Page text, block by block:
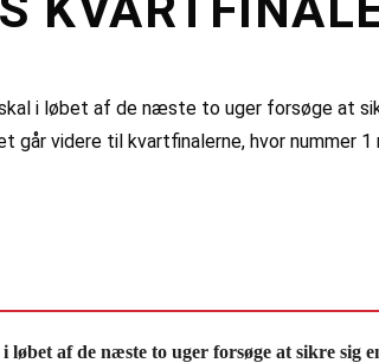
i løbet af de næste to uger forsøge at
videre til kvartfinalerne, hvor nummer 1
af de næste to uger forsøge at sikre sig